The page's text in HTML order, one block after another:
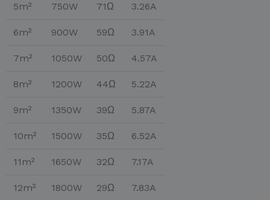
5m² 750W 71Ω 3.26A
6m² 900W 59Ω 3.91A
7m² 1050W 50Ω 4.57A
8m² 1200W 44Ω 5.22A
9m² 1350W 39Ω 5.87A
10m² 1500W 35Ω 6.52A
11m² 1650W 32Ω 7.17A
12m² 1800W 29Ω 7.83A